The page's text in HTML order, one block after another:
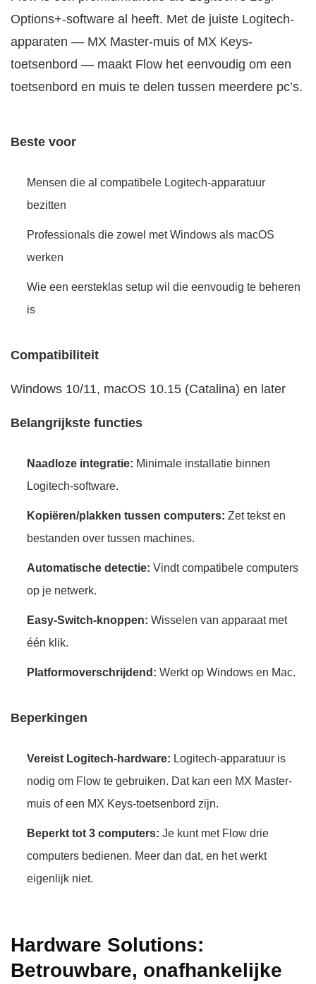
Options+-software al heeft. Met de juiste Logitech-
apparaten — MX Master-muis of MX Keys-
toetsenbord — maakt Flow het eenvoudig om een
toetsenbord en muis te delen tussen meerdere pc’s.
Beste voor
Mensen die al compatibele Logitech-apparatuur
bezitten
Professionals die zowel met Windows als macOS
werken
Wie een eersteklas setup wil die eenvoudig te beheren
is
Compatibiliteit
Windows 10/11, macOS 10.15 (Catalina) en later
Belangrijkste functies
Naadloze integratie: Minimale installatie binnen
Logitech-software.
Kopiëren/plakken tussen computers: Zet tekst en
bestanden over tussen machines.
Automatische detectie: Vindt compatibele computers
op je netwerk.
Easy-Switch-knoppen: Wisselen van apparaat met
één klik.
Platformoverschrijdend: Werkt op Windows en Mac.
Beperkingen
Vereist Logitech-hardware: Logitech-apparatuur is
nodig om Flow te gebruiken. Dat kan een MX Master-
muis of een MX Keys-toetsenbord zijn.
Beperkt tot 3 computers: Je kunt met Flow drie
computers bedienen. Meer dan dat, en het werkt
eigenlijk niet.
Hardware Solutions:
Betrouwbare, onafhankelijke